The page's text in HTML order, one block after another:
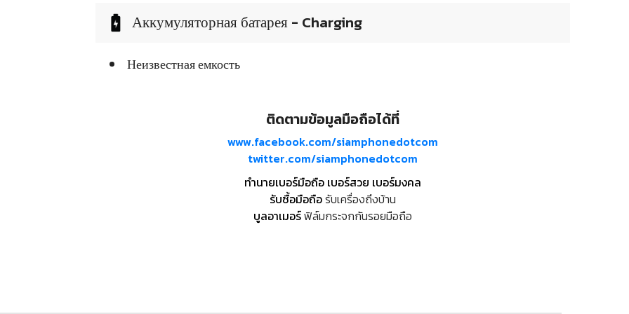
Аккумуляторная батарея - Charging
Неизвестная емкость
ติดตามข้อมูลมือถือได้ที่
www.facebook.com/siamphonedotcom
twitter.com/siamphonedotcom
ทำนายเบอร์มือถือ เบอร์สวย เบอร์มงคล
รับซื้อมือถือรับเครื่องถึงบ้าน
บูลอาเมอร์ฟิล์มกระจกกันรอยมือถือ